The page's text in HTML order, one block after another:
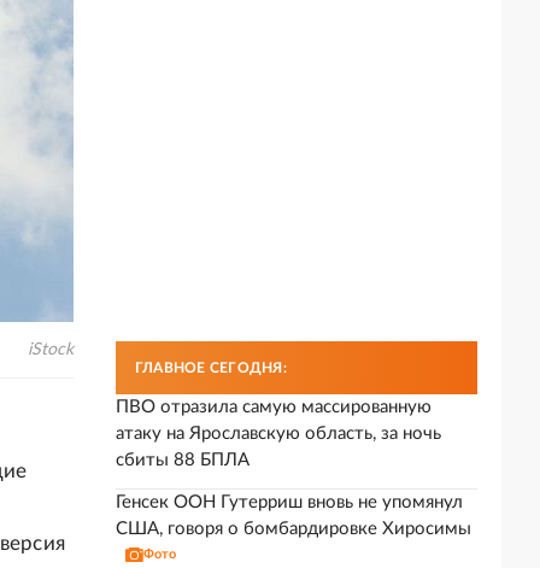
iStock
ГЛАВНОЕ СЕГОДНЯ:
ПВО отразила самую массированную
атаку на Ярославскую область, за ночь
сбиты 88 БПЛА
Генсек ООН Гутерриш вновь не упомянул
США, говоря о бомбардировке Хиросимы
Фото